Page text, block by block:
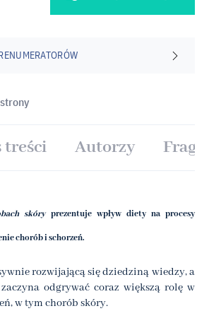
treści Autorzy
skóry prezentuje wpływ diety na procesy
chorób i schorzeń.
rozwijającą się dziedziną wiedzy, a
odgrywać coraz większą rolę w
w tym chorób skóry.